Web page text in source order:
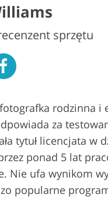
sprzętu
rodzinna i
za
tytuł licencjata w
ponad 5 lat
ufa wynikom
popularne